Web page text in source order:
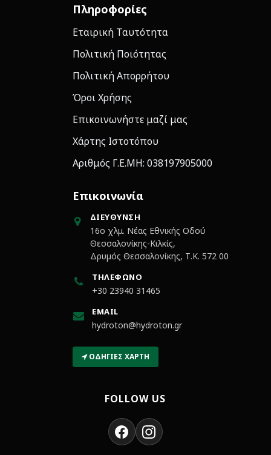
Πληροφορίες
Εταιρική Ταυτότητα
Πολιτική Ποιότητας
Πολιτική Απορρήτου
Όροι Χρήσης
Επικοινωνήστε μαζί μας
Χάρτης Ιστοτόπου
Αριθμός Γ.Ε.ΜΗ: 038197905000
Επικοινωνία
ΔΙΕΎΘΥΝΣΗ
16ο χλμ. Νέας Εθνικής Οδού
Θεσσαλονίκης-Κιλκίς,
Δρυμός Θεσσαλονίκης, Τ.Κ. 572 00
ΤΗΛΈΦΩΝΟ
+30 23940 31465
EMAIL
hydroton@hydroton.gr
ΟΔΗΓΊΕΣ ΧΆΡΤΗ
FOLLOW US